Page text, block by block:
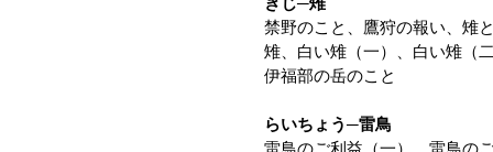
禁野のこと、鷹狩の報い、雉
雉、白い雉（一）、白い雉（
伊福部の岳のこと
らいちょう─雷鳥